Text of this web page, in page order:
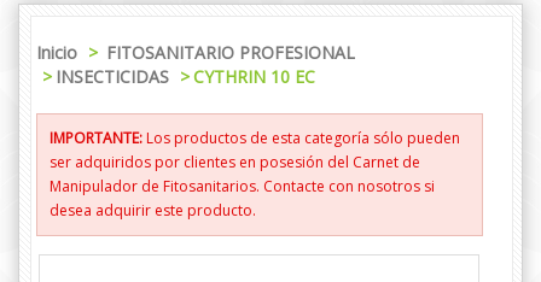
Inicio > FITOSANITARIO PROFESIONAL
> INSECTICIDAS >CYTHRIN 10 EC
IMPORTANTE:Los productos de esta categoría sólo pueden
ser adquiridos por clientes en posesión del Carnet de
Manipulador de Fitosanitarios. Contacte con nosotros si
desea adquirir este producto.